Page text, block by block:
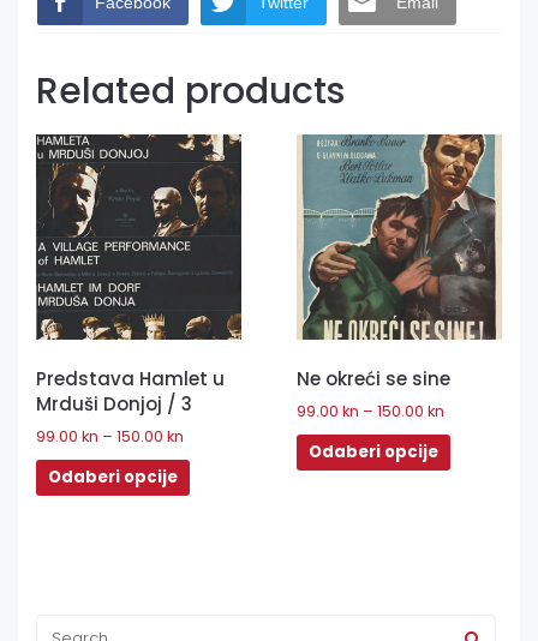
Related products
Predstava Hamlet u
Mrduši Donjoj / 3
99.00 kn – 150.00 kn
Odaberi opcije
Ne okreći se sine
99.00kn –150.00kn
Odaberi opcije